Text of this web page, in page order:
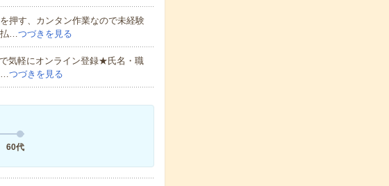
押す、カンタン作業なので未経験
払…つづきを見る
気軽にオンライン登録★氏名・職
…つづきを見る
60代